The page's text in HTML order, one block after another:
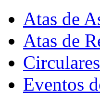
Atas de
Atas de
Circulares
Eventos